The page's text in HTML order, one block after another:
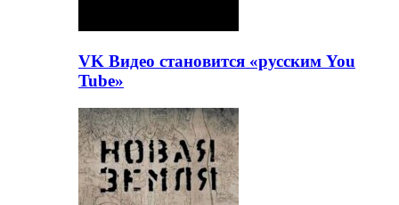
VK Видео становится «русским You
Tube»